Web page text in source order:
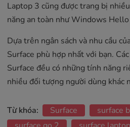
Laptop 3 cũng được trang bị
năng an toàn như Windows Hello
Dựa trên ngân sách và nhu cầu
Surface phù hợp nhất với bạn.
Surface đều có những tính năng
nhiều đối tượng người dùng khác
Từ khóa: Surface
surface